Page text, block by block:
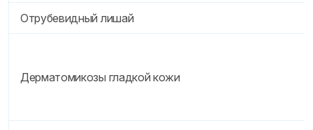
Отрубевидный лишай
Дерматомикозы гладкой кожи